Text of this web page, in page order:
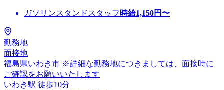
ガソリンスタンドスタッフ 時給1,150円〜
勤務地
面接地
福島県いわき市 ※詳細な勤務地につきましては、面接時に
ご確認をお願いいたします
いわき駅 徒歩10分